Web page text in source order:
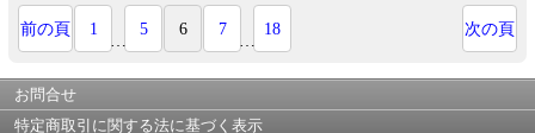
前の頁 1
…
5 6 7
…
18 次の頁
お問合せ
特定商取引に関する法に基づく表示